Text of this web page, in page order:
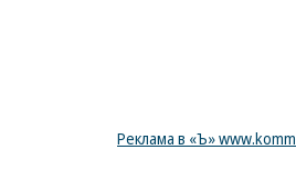
Реклама в «Ъ»